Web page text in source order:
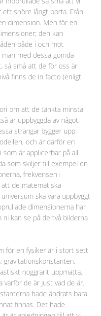
snöre långt borta. Från
dimension. Men för en
den kan
både i och mot
med dessa gömda
så små att de för oss är
finns de in facto (enligt
om att de tänkta minsta
är uppbyggda av något,
strängar bygger upp
och är därför en
är applicerbar på all
som skiljer till exempel en
frekvensen i
de matematiska
ska vara uppbyggt
dimensionerna har
kan se på de två bilderna
för en fysiker är i stort sett
gravitationskonstanten,
noggrant uppmätta,
varför de är just vad de är.
hade ändrats bara
finnas. Det hade